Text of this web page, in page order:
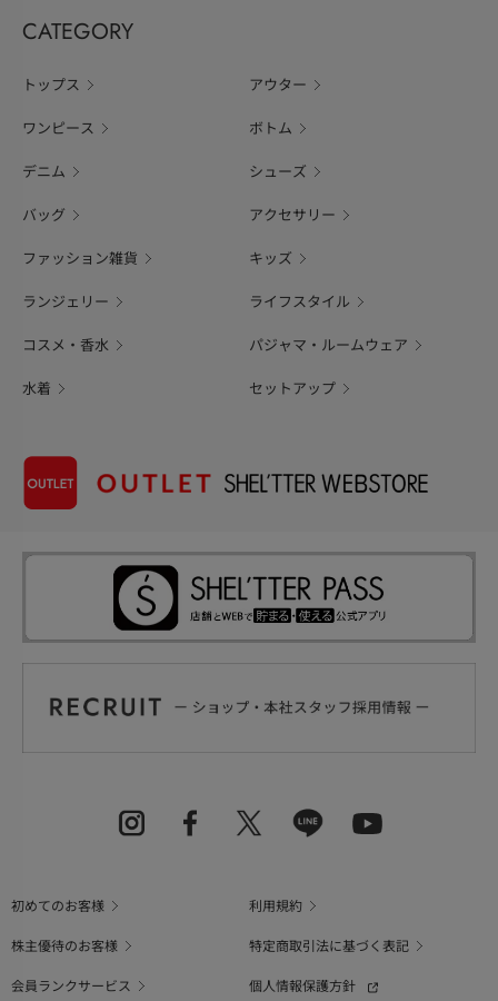
CATEGORY
トップス アウター
ワンピース ボトム
デニム シューズ
バッグ アクセサリー
ファッション雑貨 キッズ
ランジェリー ライフスタイル
コスメ・香水 パジャマ・ルームウェア
水着 セットアップ
初めてのお客様
利用規約
株主優待のお客様
特定商取引法に基づく表記
会員ランクサービス
個人情報保護方針